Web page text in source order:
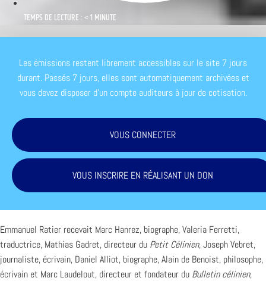
TEMPS DE LECTURE : < 1 MINUTE
Les émissions restent librement accessibles sur le site 7 jours
durant. Passés 7 jours, elles sont automatiquement archivées et
vous devez disposer d'un compte auditeurs à jour de cotisation.
VOUS CONNECTER
VOUS INSCRIRE EN RÉALISANT UN DON
Emmanuel Ratier recevait Marc Hanrez, biographe, Valeria Ferretti,
traductrice, Mathias Gadret, directeur du Petit Célinien, Joseph Vebret,
journaliste, écrivain, Daniel Alliot, biographe, Alain de Benoist, philosophe,
écrivain et Marc Laudelout, directeur et fondateur du Bulletin célinien,